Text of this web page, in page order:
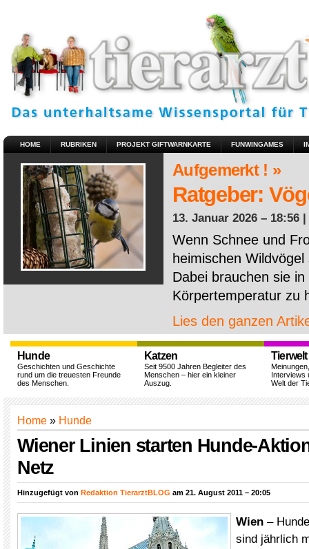
HOME RUBRIKEN PROJEKT GIFTWARNKARTE FUNWINGAMES
Aufgemerkt ! »
Ratgeber:
13. Januar 2026 – 18:56 |
Wenn Schnee und
heimischen
Dabei brauchen sie
Körpertemperatur zu
Lies den ganzen
Hunde
Geschichten und Geschichte
rund um die treuesten Freunde
des Menschen.
Katzen
Seit 9500 Jahren Begleiter des
Menschen – hier ein kleiner
Auszug.
Tierwelt
Interviews
Welt der
Home » Hunde
Wiener Linien starten Hunde-
Netz
Hinzugefügt von Redaktion TierarztBLOG am 21. August 2011 – 20:05
Wien –
sind jährlich